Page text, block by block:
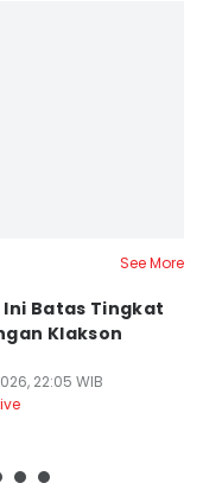
See More
Batas Tingkat
Klakson
22:05 WIB